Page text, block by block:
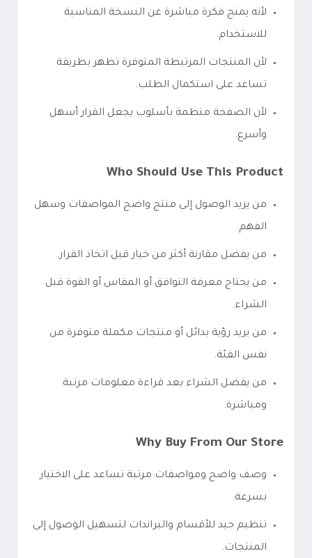
لأنه يمنح فكرة مباشرة عن النسخة المناسبة
للاستخدام.
لأن المنتجات المرتبطة المتوفرة تظهر بطريقة
تساعد على استكمال الطلب.
لأن الصفحة منظمة بأسلوب يجعل القرار أسهل
وأسرع.
Who Should Use This Product
من يريد الوصول إلى منتج واضح المواصفات وسهل
الفهم.
من يفضل مقارنة أكثر من خيار قبل اتخاذ القرار.
من يحتاج معرفة التوافق أو المقاس أو القوة قبل
الشراء.
من يريد رؤية بدائل أو منتجات مكملة متوفرة من
نفس الفئة.
من يفضل الشراء بعد قراءة معلومات مرتبة
ومباشرة.
Why Buy From Our Store
وصف واضح ومواصفات مرتبة تساعد على الاختيار
بسرعة.
تنظيم جيد للأقسام والبراندات لتسهيل الوصول إلى
المنتجات.